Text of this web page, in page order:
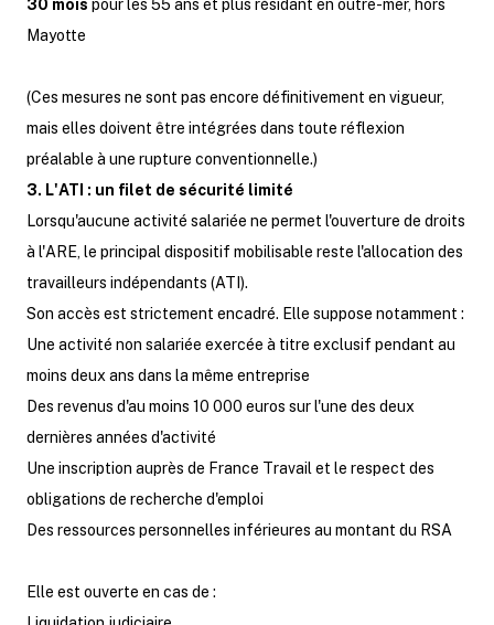
30 mois pour les 55 ans et plus résidant en outre-mer, hors
Mayotte
(Ces mesures ne sont pas encore définitivement en vigueur,
mais elles doivent être intégrées dans toute réflexion
préalable à une rupture conventionnelle.)
3. L'ATI : un filet de sécurité limité
Lorsqu'aucune activité salariée ne permet l'ouverture de droits
à l'ARE, le principal dispositif mobilisable reste l'allocation des
travailleurs indépendants (ATI).
Son accès est strictement encadré. Elle suppose notamment :
Une activité non salariée exercée à titre exclusif pendant au
moins deux ans dans la même entreprise
Des revenus d'au moins 10 000 euros sur l'une des deux
dernières années d'activité
Une inscription auprès de France Travail et le respect des
obligations de recherche d'emploi
Des ressources personnelles inférieures au montant du RSA
Elle est ouverte en cas de :